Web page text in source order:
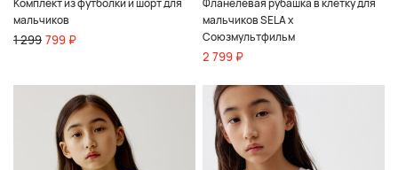
Комплект из футболки и шорт для
мальчиков
1 299 799 ₽
Фланелевая рубашка в клетку для
мальчиков SELA x
Союзмультфильм
2 799 ₽